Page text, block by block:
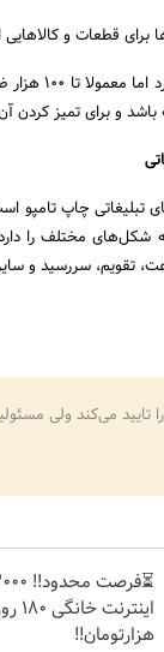
برای قطعات و
عمر پدها
باشد و برای تمیز
تبلیغاتی چاپ
شکل‌های مختلف را
تقویم، سررسید و
تایید می‌کند ولی
هزارتومان!!